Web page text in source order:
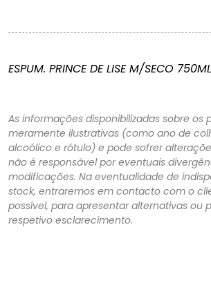
ESPUM. PRINCE DE LISE M/SECO 750ML
As informações disponibilizadas sobre os
meramente ilustrativas (como ano de
alcoólico e rótulo) e pode sofrer
não é responsável por eventuais
modificações. Na eventualidade de
stock, entraremos em contacto com o
possível, para apresentar alternativas ou
respetivo esclarecimento.